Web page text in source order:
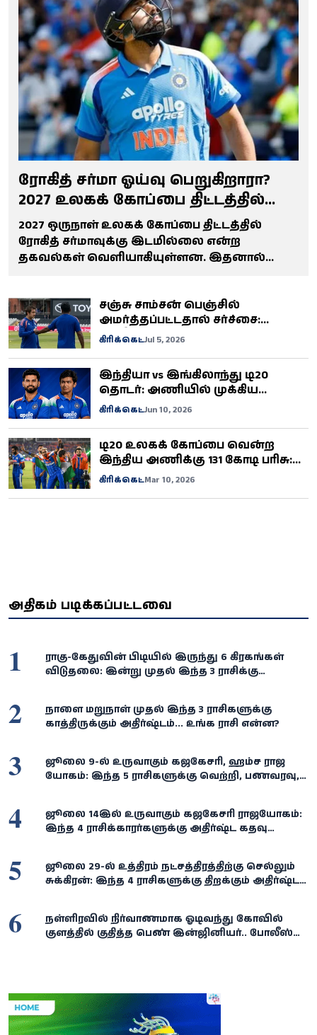
ரோகித் சர்மா ஓய்வு பெறுகிறாரா?
2027 உலகக் கோப்பை திட்டத்தில்
இடமில்லை என்ற தகவலால்
பரபரப்பு
2027 ஒருநாள் உலகக் கோப்பை திட்டத்தில்
ரோகித் சர்மாவுக்கு இடமில்லை என்ற
தகவல்கள் வெளியாகியுள்ளன. இதனால்
தகவல் ரசிகர்களிடையே பரபரப்பை
ஏற்படுத்தியுள்ளது.
சஞ்சு சாம்சன் பெஞ்சில்
அமர்த்தப்பட்டதால் சர்ச்சை:
கம்பீருடன் மைதானத்தில்
வாக்குவாதம்!
கிரிக்கெட்Jul 5, 2026
இந்தியா vs இங்கிலாந்து டி20
தொடர்: அணியில் முக்கிய
மாற்றம்... பிசிசிஐ வெளியிட்ட புது
கிரிக்கெட்Jun 10, 2026
டி20 உலகக் கோப்பை வென்ற
இந்திய அணிக்கு 131 கோடி பரிசு:
கடந்த முறையைவிட அதிகமாக
கிரிக்கெட்Mar 10, 2026
அதிகம் படிக்கப்பட்டவை
1
ராகு-கேதுவின் பிடியில் இருந்து 6 கிரகங்கள்
விடுதலை: இன்று முதல் இந்த 3 ராசிக்கு
2
நாளை மறுநாள் முதல் இந்த 3 ராசிகளுக்கு
காத்திருக்கும் அதிர்ஷ்டம்... உங்க ராசி என்ன?
3
ஜூலை 9-ல் உருவாகும் கஜகேசரி, ஹம்ச ராஜ
யோகம்: இந்த 5 ராசிகளுக்கு வெற்றி, பணவரவு,
4
ஜூலை 14இல் உருவாகும் கஜகேசரி ராஜயோகம்:
இந்த 4 ராசிக்காரர்களுக்கு அதிர்ஷ்ட கதவு
5
ஜூலை 29-ல் உத்திரம் நட்சத்திரத்திற்கு செல்லும்
சுக்கிரன்: இந்த 4 ராசிகளுக்கு திறக்கும் அதிர்ஷ்டக்
6
நள்ளிரவில் நிர்வாணமாக ஓடிவந்து கோவில்
குளத்தில் குதித்த பெண் இன்ஜினியர்.. போலீஸ்